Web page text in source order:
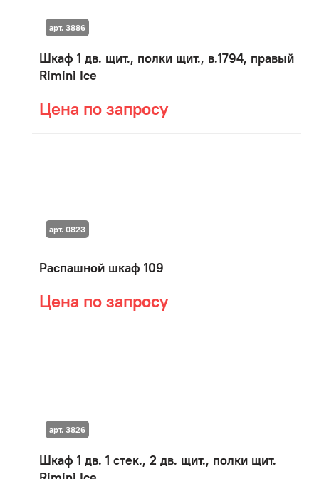
Шкаф 1 дв. щит., полки щит., в.1794, правый
Rimini Ice
Цена по запросу
арт. 3886
Распашной шкаф 109
Цена по запросу
арт. 0823
Шкаф 1 дв. 1 стек., 2 дв. щит., полки щит.
арт. 3826